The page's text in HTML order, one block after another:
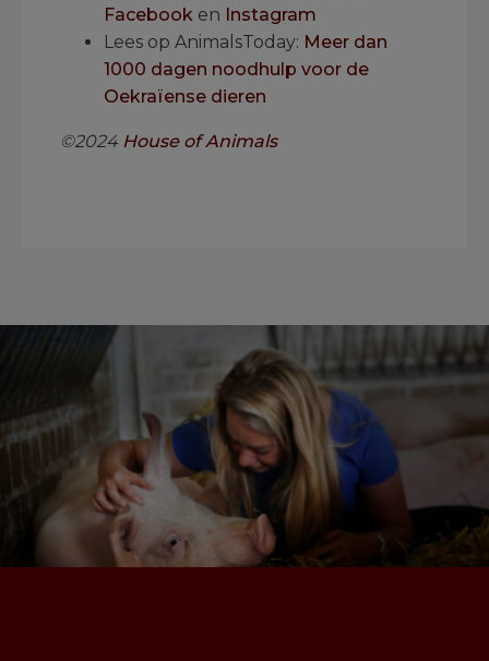
Facebook en Instagram
Lees op AnimalsToday: Meer dan
1000 dagen noodhulp voor de
Oekraïense dieren
©2024 House of Animals